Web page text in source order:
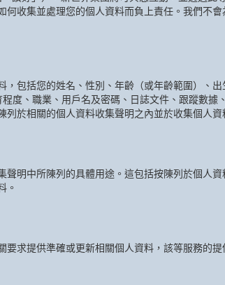
收集並處理您的個人資料而負上責任。我們不
包括您的姓名、性別、年齡（或年齡範圍）、
度、職業、用戶名及密碼、日誌文件、跟蹤數據
於相關的個人資料收集聲明之內並於收集個人資
明中所陳列的具體用途。這包括按陳列於個人
。
求提供準確或更新相關個人資料，該等服務的提